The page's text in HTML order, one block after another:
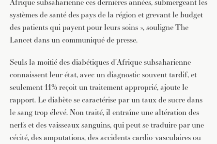
systèmes de santé des pays de la région et grevant le budget
des patients qui payent pour leurs soins », souligne The
Lancet dans un communiqué de presse.
Seuls la moitié des diabétiques d’Afrique subsaharienne
connaissent leur état, avec un diagnostic souvent tardif, et
seulement 11% reçoit un traitement approprié, ajoute le
rapport. Le diabète se caractérise par un taux de sucre dans
le sang trop élevé. Non traité, il entraîne une altération des
nerfs et des vaisseaux sanguins, qui peut se traduire par une
cécité, des amputations, des accidents cardio-vasculaires ou